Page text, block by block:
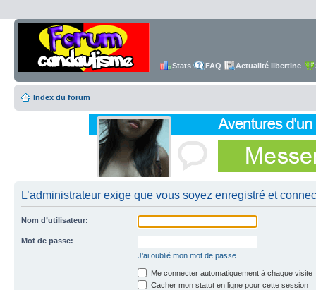
Stats FAQ Actualité libertine
Index du forum
L’administrateur exige que vous soyez enregistré et
Nom d’utilisateur:
Mot de passe:
J’ai oublié mon mot de passe
Me connecter automatiquement à chaque visite
Cacher mon statut en ligne pour cette session